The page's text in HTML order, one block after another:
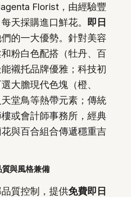
Florist，由經驗豐
天採購進口鮮花。 即日
的一大優勢。針對美容
粉白色配搭（牡丹、百
襯托品牌優雅；科技初
大膽現代色塊（橙、
堂鳥等熱帶元素；傳統
或會計師事務所，經典
與百合組合傳遞穩重吉
與風格兼備
質控制，提供免費即日